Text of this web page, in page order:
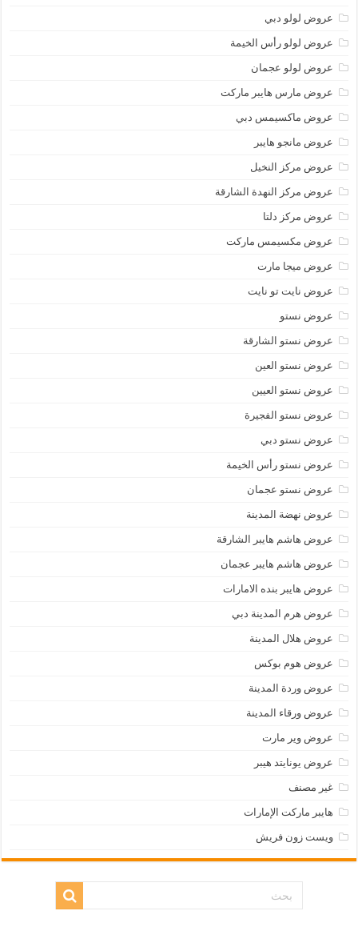
عروض لولو دبي
عروض لولو رأس الخيمة
عروض لولو عجمان
عروض مارس هايبر ماركت
عروض ماكسيمس دبي
عروض مانجو هايبر
عروض مركز النخيل
عروض مركز النهدة الشارقة
عروض مركز دلتا
عروض مكسيمس ماركت
عروض ميجا مارت
عروض نايت تو نايت
عروض نستو
عروض نستو الشارقة
عروض نستو العين
عروض نستو العيين
عروض نستو الفجيرة
عروض نستو دبي
عروض نستو رأس الخيمة
عروض نستو عجمان
عروض نهضة المدينة
عروض هاشم هايبر الشارقة
عروض هاشم هايبر عجمان
عروض هايبر بنده الامارات
عروض هرم المدينة دبي
عروض هلال المدينة
عروض هوم بوكس
عروض وردة المدينة
عروض ورقاء المدينة
عروض وير مارت
عروض يونايتد هيبر
غير مصنف
هايبر ماركت الإمارات
ويست زون فريش